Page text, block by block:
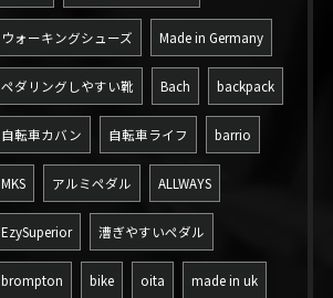
ウォーキングシューズ Made in Germany
ペダリングしやすい靴 Bach backpack
自転車カバン 自転車ライフ barrio
MKS アルミペダル ALLWAYS
EzySuperior 漕ぎやすいペダル
brompton bike oita made in uk